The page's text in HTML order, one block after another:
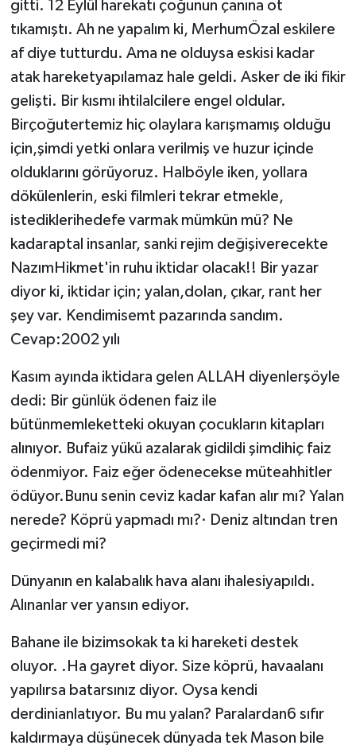
gitti. 12 Eylül harekatı çoğunun çanına ot
tıkamıştı. Ah ne yapalım ki, MerhumÖzal eskilere
af diye tutturdu. Ama ne olduysa eskisi kadar
atak hareketyapılamaz hale geldi. Asker de iki fikir
gelişti. Bir kısmı ihtilalcilere engel oldular.
Birçoğutertemiz hiç olaylara karışmamış olduğu
için,şimdi yetki onlara verilmiş ve huzur içinde
olduklarını görüyoruz. Halböyle iken, yollara
dökülenlerin, eski filmleri tekrar etmekle,
istediklerihedefe varmak mümkün mü? Ne
kadaraptal insanlar, sanki rejim değişiverecekte
NazımHikmet'in ruhu iktidar olacak!! Bir yazar
diyor ki, iktidar için; yalan,dolan, çıkar, rant her
şey var. Kendimisemt pazarında sandım.
Cevap:2002 yılı
Kasım ayında iktidara gelen ALLAH diyenlerşöyle
dedi: Bir günlük ödenen faiz ile
bütünmemleketteki okuyan çocukların kitapları
alınıyor. Bufaiz yükü azalarak gidildi şimdihiç faiz
ödenmiyor. Faiz eğer ödenecekse müteahhitler
ödüyor.Bunu senin ceviz kadar kafan alır mı? Yalan
nerede? Köprü yapmadı mı?· Deniz altından tren
geçirmedi mi?
Dünyanın en kalabalık hava alanı ihalesiyapıldı.
Alınanlar ver yansın ediyor.
Bahane ile bizimsokak ta ki hareketi destek
oluyor. .Ha gayret diyor. Size köprü, havaalanı
yapılırsa batarsınız diyor. Oysa kendi
derdinianlatıyor. Bu mu yalan? Paralardan6 sıfır
kaldırmaya düşünecek dünyada tek Mason bile